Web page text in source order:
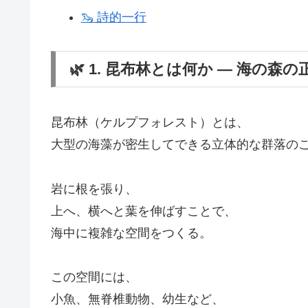
🦦 詩的一行
🌿 1. 昆布林とは何か ― 海の森の
昆布林（ケルプフォレスト）とは、
大型の海藻が密生してできる立体的な群落のこ
岩に根を張り、
上へ、横へと葉を伸ばすことで、
海中に複雑な空間をつくる。
この空間には、
小魚、無脊椎動物、幼生など、